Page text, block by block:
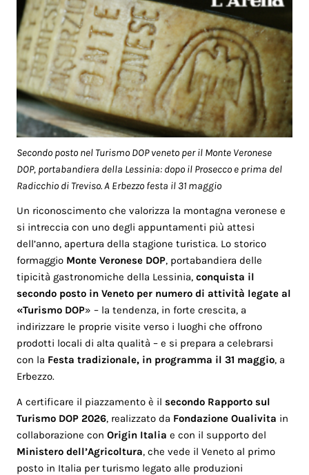
Secondo posto nel Turismo DOP veneto per il Monte Veronese
DOP, portabandiera della Lessinia: dopo il Prosecco e prima del
Radicchio di Treviso. A Erbezzo festa il 31 maggio
Un riconoscimento che valorizza la montagna veronese e
si intreccia con uno degli appuntamenti più attesi
dell’anno, apertura della stagione turistica. Lo storico
formaggio Monte Veronese DOP, portabandiera delle
tipicità gastronomiche della Lessinia,conquista il
secondo posto in Veneto per numero di attività legate al
«Turismo DOP» – la tendenza, in forte crescita, a
indirizzare le proprie visite verso i luoghi che offrono
prodotti locali di alta qualità – e si prepara a celebrarsi
con la Festa tradizionale, in programma il 31 maggio, a
Erbezzo.
A certificare il piazzamento è ilsecondo Rapporto sul
Turismo DOP 2026, realizzato da Fondazione Oualivita in
collaborazione conOrigin Italia e con il supporto del
Ministero dell’Agricoltura, che vede il Veneto al primo
posto in Italia per turismo legato alle produzioni